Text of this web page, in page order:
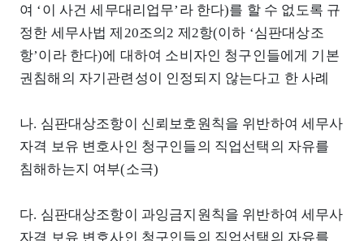
여 ‘이 사건 세무대리업무’라 한다)를 할 수 없도록 규
정한 세무사법 제20조의2 제2항(이하 ‘심판대상조
항’이라 한다)에 대하여 소비자인 청구인들에게 기본
권침해의 자기관련성이 인정되지 않는다고 한 사례
나. 심판대상조항이 신뢰보호원칙을 위반하여 세무사
자격 보유 변호사인 청구인들의 직업선택의 자유를
침해하는지 여부(소극)
다. 심판대상조항이 과잉금지원칙을 위반하여 세무사
자격 보유 변호사인 청구인들의 직업선택의 자유를